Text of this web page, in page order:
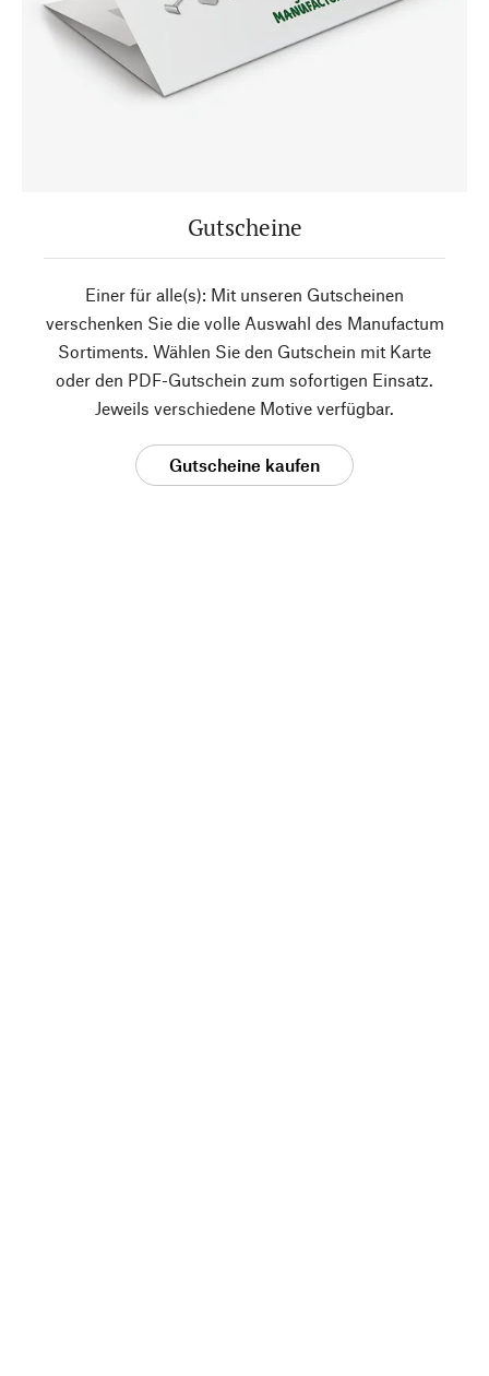
Gutscheine
Einer für alle(s): Mit unseren Gutscheinen
verschenken Sie die volle Auswahl des Manufactum
Sortiments. Wählen Sie den Gutschein mit Karte
oder den PDF-Gutschein zum sofortigen Einsatz.
Jeweils verschiedene Motive verfügbar.
Gutscheine kaufen